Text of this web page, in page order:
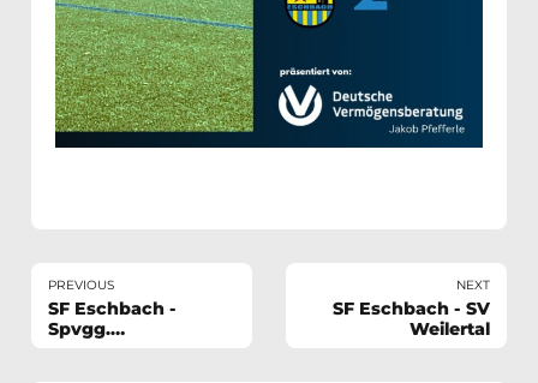
PREVIOUS
SF Eschbach -
Spvgg.
NEXT
SF Eschbach - SV
Weilertal